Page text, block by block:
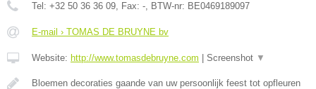
Tel: +32 50 36 36 09, Fax: -, BTW-nr: BE0469189097
E-mail › TOMAS DE BRUYNE bv
Website: http://www.tomasdebruyne.com Screenshot ▼
Bloemen decoraties gaande van uw persoonlijk feest tot opfleuren